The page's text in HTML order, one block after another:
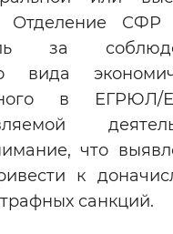
Отделение СФР
за
вида
в ЕГРЮЛ/
что
к
санкций.